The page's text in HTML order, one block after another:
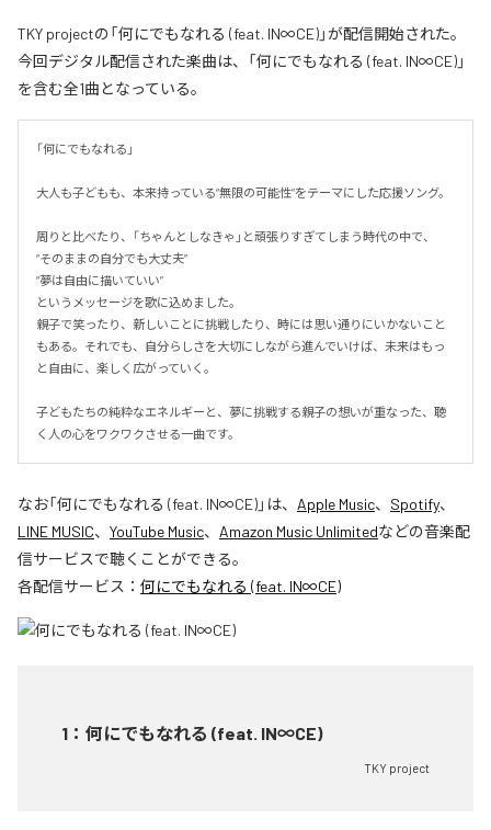
TKY projectの「何にでもなれる (feat. IN∞CE)」が配信開始された。
今回デジタル配信された楽曲は、「何にでもなれる (feat. IN∞CE)」
を含む全1曲となっている。
「何にでもなれる」
大人も子どもも、本来持っている“無限の可能性”をテーマにした応援ソング。
周りと比べたり、「ちゃんとしなきゃ」と頑張りすぎてしまう時代の中で、
“そのままの自分でも大丈夫”
“夢は自由に描いていい”
というメッセージを歌に込めました。
親子で笑ったり、新しいことに挑戦したり、時には思い通りにいかないこと
もある。それでも、自分らしさを大切にしながら進んでいけば、未来はもっ
と自由に、楽しく広がっていく。
子どもたちの純粋なエネルギーと、夢に挑戦する親子の想いが重なった、聴
く人の心をワクワクさせる一曲です。
なお「何にでもなれる (feat. IN∞CE)」は、 Apple Music、 Spotify、
LINE MUSIC、 YouTube Music、 Amazon Music Unlimitedなどの音楽配
信サービスで聴くことができる。
各配信サービス： 何にでもなれる (feat. IN∞CE)
1 ： 何にでもなれる (feat. IN∞CE)
TKY project